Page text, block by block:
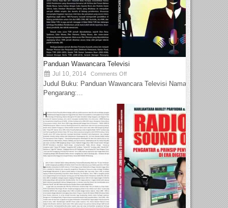
Panduan Wawancara Televisi
Jul 10, 2014 Comments Off
Judul Buku: Panduan Wawancara Televisi Nama
Pengarang:...